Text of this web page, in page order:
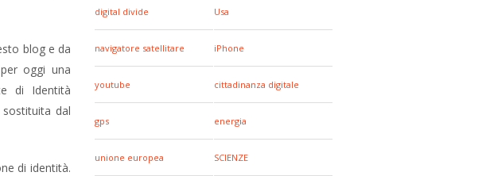
digital divide Usa
navigatore satellitare iPhone
youtube cittadinanza digitale
gps energia
unione europea SCIENZE
blog e da
oggi una
di Identità
dal
di identità.